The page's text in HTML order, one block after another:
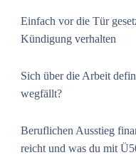
Einfach vor die Tür
Kündigung verhalten
Sich über die Arbeit
wegfällt?
Beruflichen Ausstieg
reicht und was du mit